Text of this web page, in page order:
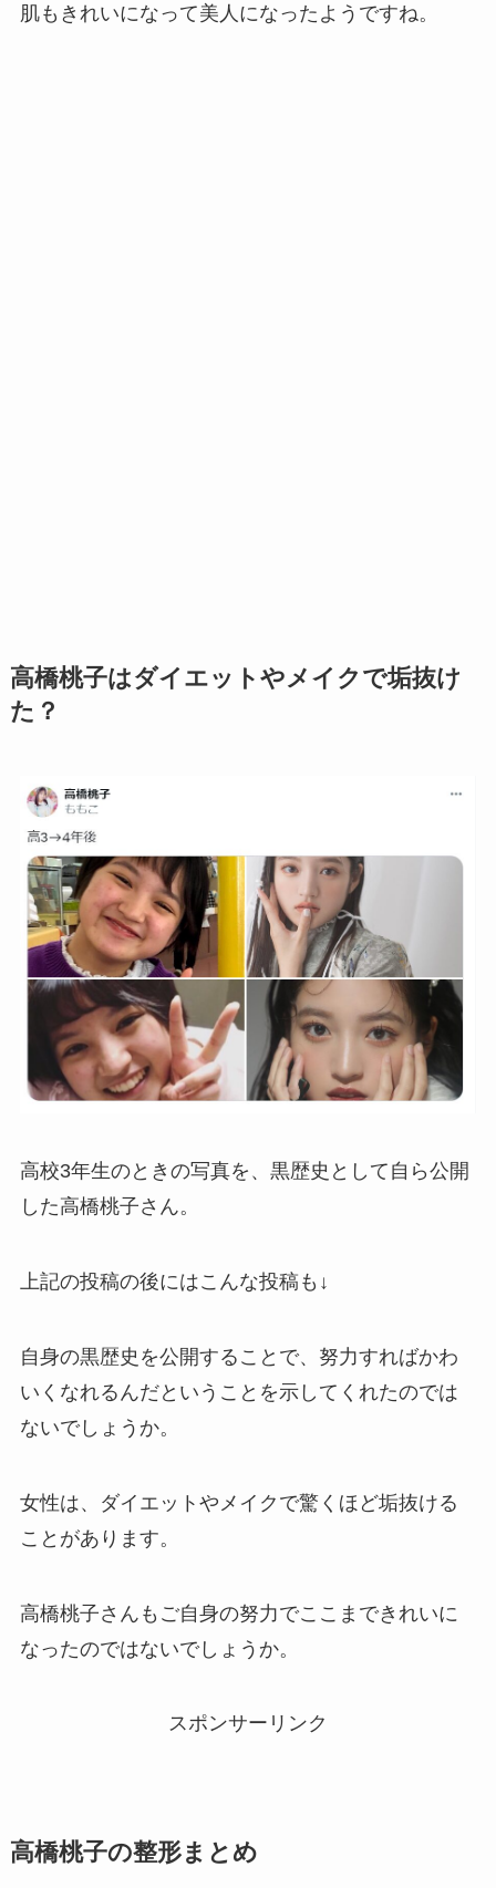
肌もきれいになって美人になったようですね。
高橋桃子はダイエットやメイクで垢抜け
た？
高校3年生のときの写真を、黒歴史として自ら公開
した高橋桃子さん。
上記の投稿の後にはこんな投稿も↓
自身の黒歴史を公開することで、努力すればかわ
いくなれるんだということを示してくれたのでは
ないでしょうか。
女性は、ダイエットやメイクで驚くほど垢抜ける
ことがあります。
高橋桃子さんもご自身の努力でここまできれいに
なったのではないでしょうか。
スポンサーリンク
高橋桃子の整形まとめ